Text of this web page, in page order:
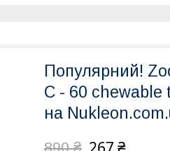
Популярний!
C - 60 chewable
на
890 ₴